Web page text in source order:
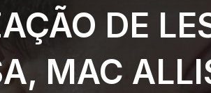
DE
MAC